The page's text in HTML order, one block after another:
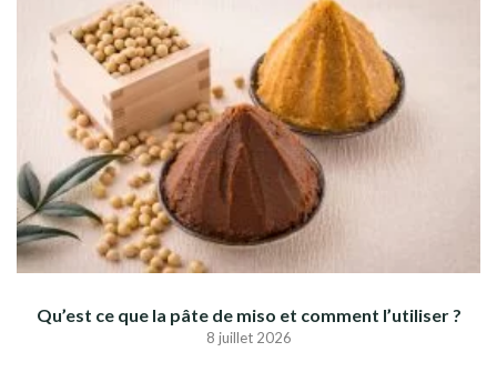
Qu’est ce que la pâte de miso et comment l’utiliser ?
8 juillet 2026